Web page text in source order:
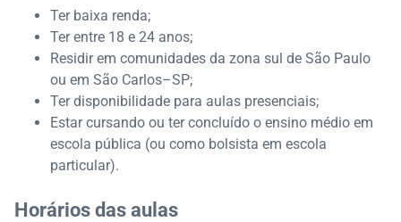
Ter baixa renda;
Ter entre 18 e 24 anos;
Residir em comunidades da zona sul de São Paulo
ou em São Carlos–SP;
Ter disponibilidade para aulas presenciais;
Estar cursando ou ter concluído o ensino médio em
escola pública (ou como bolsista em escola
particular).
Horários das aulas